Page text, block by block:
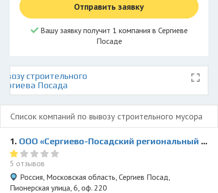
Отправить заявку
Вашу заявку получит 1 компания в Сергиеве
Посаде
строительного
Посада
Список компаний по вывозу строительного мусора
1. ООО «Сергиево-Посадский региональный оператор»
5 отзывов
Россия, Московская область, Сергиев Посад,
Пионерская улица, 6, оф. 220